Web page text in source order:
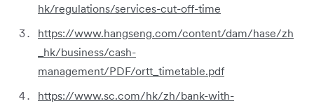
hk/regulations/services-cut-off-time
https://www.hangseng.com/content/dam/hase/zh
_hk/business/cash-
management/PDF/ortt_timetable.pdf
https://www.sc.com/hk/zh/bank-with-